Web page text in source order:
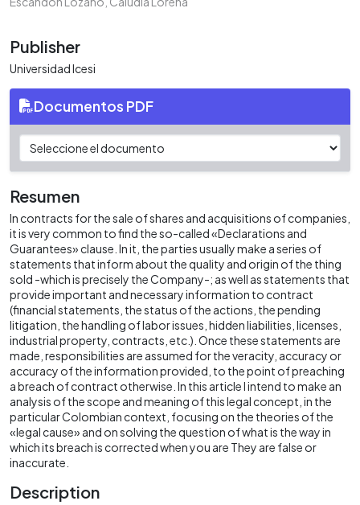
Publisher
Universidad Icesi
Documentos PDF
Resumen
In contracts for the sale of shares and acquisitions of companies,
it is very common to find the so-called «Declarations and
Guarantees» clause. In it, the parties usually make a series of
statements that inform about the quality and origin of the thing
sold -which is precisely the Company-; as well as statements that
provide important and necessary information to contract
(financial statements, the status of the actions, the pending
litigation, the handling of labor issues, hidden liabilities, licenses,
industrial property, contracts, etc.). Once these statements are
made, responsibilities are assumed for the veracity, accuracy or
accuracy of the information provided, to the point of preaching
a breach of contract otherwise. In this article I intend to make an
analysis of the scope and meaning of this legal concept, in the
particular Colombian context, focusing on the theories of the
«legal cause» and on solving the question of what is the way in
which its breach is corrected when you are They are false or
inaccurate.
Description